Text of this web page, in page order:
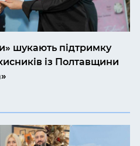
шукають підтримку
із Полтавщини